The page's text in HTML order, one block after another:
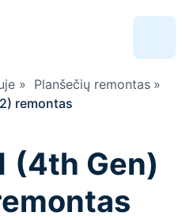
» Planšečių remontas »
remontas
(4th Gen)